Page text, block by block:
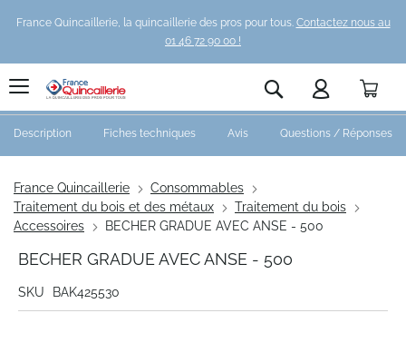
France Quincaillerie, la quincaillerie des pros pour tous. Contactez nous au
01 46 72 90 00 !
Rechercher
France Quincaillerie
Consommables
Traitement du bois et des métaux
Traitement du bois
Accessoires
BECHER GRADUE AVEC ANSE - 500
BECHER GRADUE AVEC ANSE - 500
SKU
BAK425530
Description Fiches techniques Avis Questions / Réponses